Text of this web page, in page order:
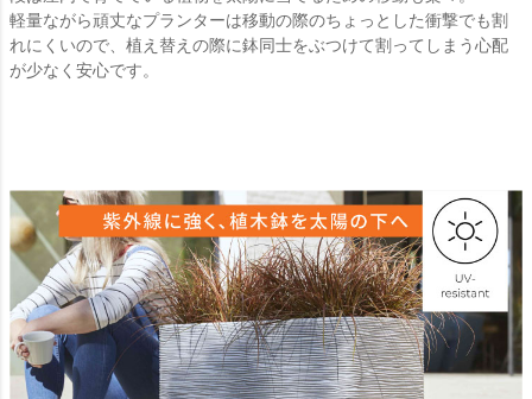
軽量ながら頑丈なプランターは移動の際のちょっとした衝撃でも割
れにくいので、植え替えの際に鉢同士をぶつけて割ってしまう心配
が少なく安心です。